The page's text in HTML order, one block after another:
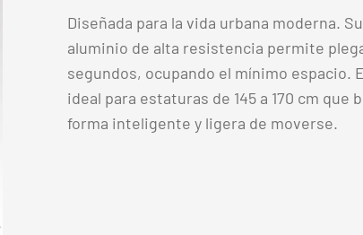
Diseñada para la vida urbana moderna.
aluminio de alta resistencia permite
segundos, ocupando el mínimo espacio.
ideal para estaturas de 145 a 170 cm que
forma inteligente y ligera de moverse.